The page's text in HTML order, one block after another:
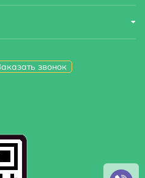
звонок